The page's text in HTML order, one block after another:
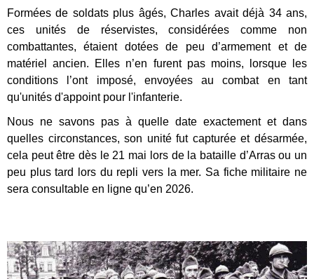
Formées de soldats plus âgés, Charles avait déjà 34 ans,
ces unités de réservistes, considérées comme non
combattantes, étaient dotées de peu d’armement et de
matériel ancien. Elles n’en furent pas moins, lorsque les
conditions l’ont imposé, envoyées au combat en tant
qu'unités d'appoint pour l'infanterie.
Nous ne savons pas à quelle date exactement et dans
quelles circonstances, son unité fut capturée et désarmée,
cela peut être dès le 21 mai lors de la bataille d’Arras ou un
peu plus tard lors du repli vers la mer. Sa fiche militaire ne
sera consultable en ligne qu’en 2026.